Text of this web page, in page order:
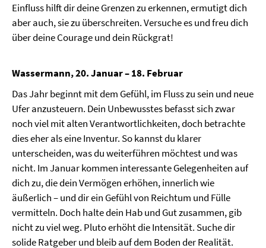
Einfluss hilft dir deine Grenzen zu erkennen, ermutigt dich
aber auch, sie zu überschreiten. Versuche es und freu dich
über deine Courage und dein Rückgrat!
Wassermann, 20. Januar – 18. Februar
Das Jahr beginnt mit dem Gefühl, im Fluss zu sein und neue
Ufer anzusteuern. Dein Unbewusstes befasst sich zwar
noch viel mit alten Verantwortlichkeiten, doch betrachte
dies eher als eine Inventur. So kannst du klarer
unterscheiden, was du weiterführen möchtest und was
nicht. Im Januar kommen interessante Gelegenheiten auf
dich zu, die dein Vermögen erhöhen, innerlich wie
äußerlich – und dir ein Gefühl von Reichtum und Fülle
vermitteln. Doch halte dein Hab und Gut zusammen, gib
nicht zu viel weg. Pluto erhöht die Intensität. Suche dir
solide Ratgeber und bleib auf dem Boden der Realität.